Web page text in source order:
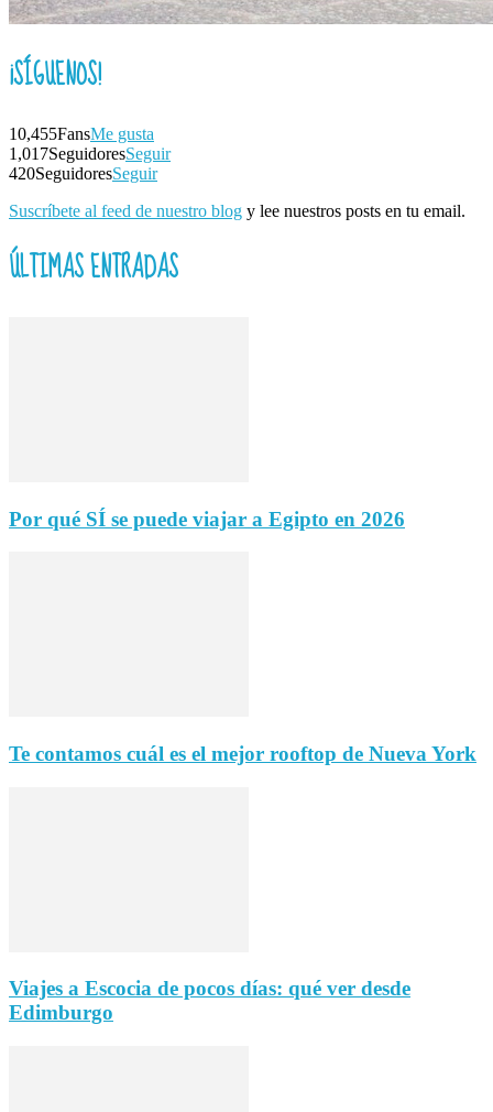
¡SÍGUENOS!
10,455FansMe gusta
1,017SeguidoresSeguir
420SeguidoresSeguir
Suscríbete al feed de nuestro blog y lee nuestros posts en tu email.
ÚLTIMAS ENTRADAS
Por qué SÍ se puede viajar a Egipto en 2026
Te contamos cuál es el mejor rooftop de Nueva York
Viajes a Escocia de pocos días: qué ver desde
Edimburgo